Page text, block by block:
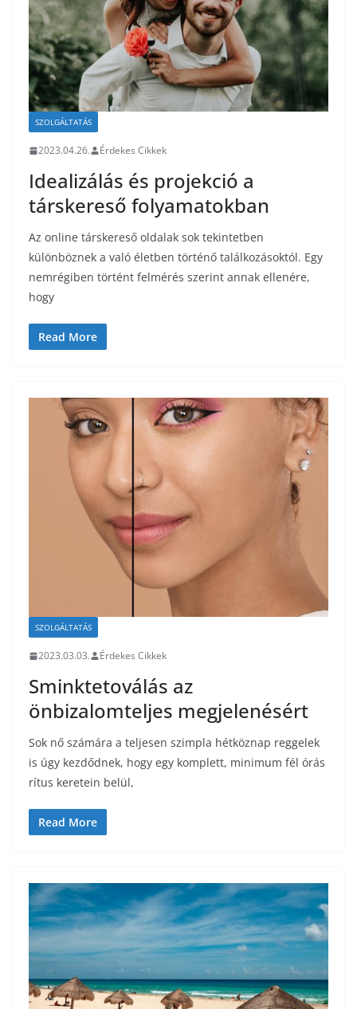
SZOLGÁLTATÁS
2023.04.26. Érdekes Cikkek
Idealizálás és projekció a
társkereső folyamatokban
Az online társkereső oldalak sok tekintetben
különböznek a való életben történő találkozásoktól. Egy
nemrégiben történt felmérés szerint annak ellenére,
hogy
Read More
SZOLGÁLTATÁS
2023.03.03. Érdekes Cikkek
Sminktetoválás az
önbizalomteljes megjelenésért
Sok nő számára a teljesen szimpla hétköznap reggelek
is úgy kezdődnek, hogy egy komplett, minimum fél órás
rítus keretein belül,
Read More